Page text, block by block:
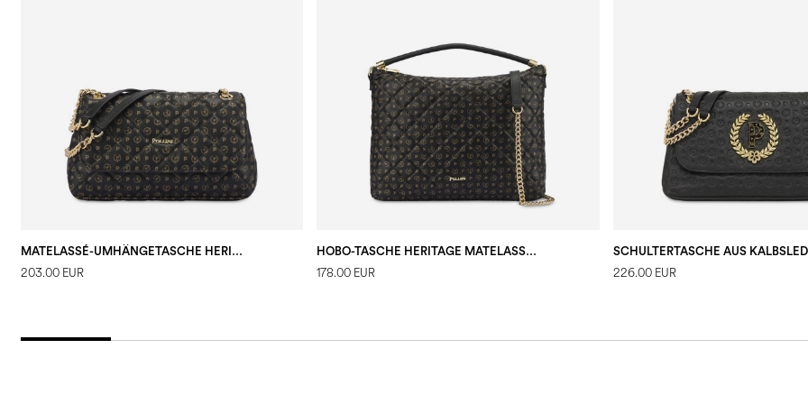
MATELASSÉ-UMHÄNGETASCHE HERITAGE SCHWARZ/SCHWARZ
203.00 EUR
HOBO-TASCHE HERITAGE MATELASSÉ SCHWARZ/SCHWARZ
178.00 EUR 226.00 EUR